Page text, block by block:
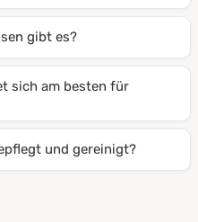
Körper eine gesunde
gibt es?
und andere Arten. Je
bietet sich ein
sich am besten für
Rücken und Kopf in
Stillkissen werden
und gereinigt?
gewaschen werden.